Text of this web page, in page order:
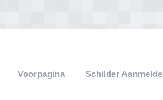
Voorpagina Schilder